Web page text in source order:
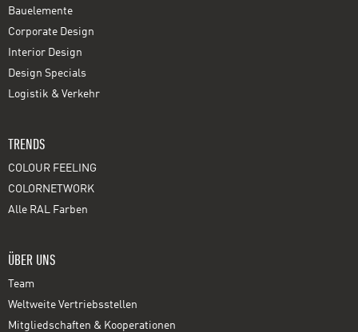
Bauelemente
Corporate Design
Interior Design
Design Specials
Logistik & Verkehr
TRENDS
COLOUR FEELING
COLORNETWORK
Alle RAL Farben
ÜBER UNS
Team
Weltweite Vertriebsstellen
Mitgliedschaften & Kooperationen